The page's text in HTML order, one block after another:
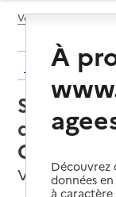
Voir le fil d’Ariane
Retour aux
Service
domicile –
Corps-
Valbonnais,
À
Découvrez
données
à